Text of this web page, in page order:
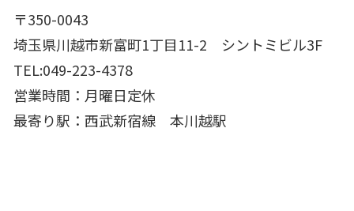
〒350-0043
埼玉県川越市新富町1丁目11-2 シントミビル3F
TEL:049-223-4378
営業時間：月曜日定休
最寄り駅：西武新宿線 本川越駅